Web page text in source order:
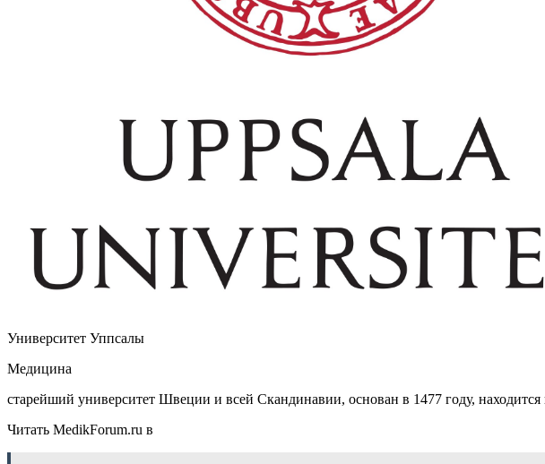
Университет Уппсалы
Медицина
старейший университет Швеции и всей Скандинавии, основан в 1477 году,
Читать MedikForum.ru в